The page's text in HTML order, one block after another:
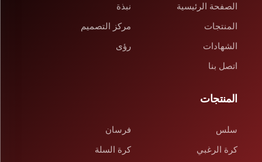
الصفحة الرئيسية
نبذة
المنتجات
مركز التصميم
الشهادات
رؤى
اتصل بنا
المنتجات
سلس
فرسان
كرة الرغبي
كرة السلة